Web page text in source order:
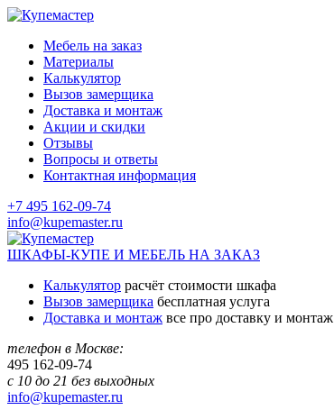
Мебель на заказ
Материалы
Калькулятор
Вызов замерщика
Доставка и монтаж
Акции и скидки
Отзывы
Вопросы и ответы
Контактная информация
+7 495 162-09-74
info@kupemaster.ru
ШКАФЫ-КУПЕ И МЕБЕЛЬ НА ЗАКАЗ
Калькулятор расчёт стоимости шкафа
Вызов замерщика бесплатная услуга
Доставка и монтаж все про доставку и монтаж
телефон в Москве:
495 162-09-74
с 10 до 21 без выходных
info@kupemaster.ru